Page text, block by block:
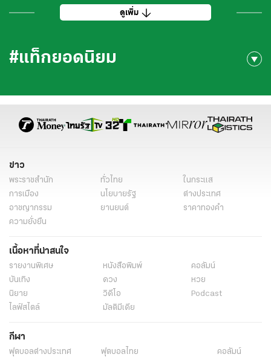
ดูเพิ่ม
#แท็กยอดนิยม
ข่าว
พระราชสำนัก ทั่วไทย
ในกระแส
การเมือง
นโยบายรัฐ
ต่างประเทศ
อาชญากรรม
ยานยนต์
ราคาทองคำ
ความยั่งยืน
เนื้อหาที่น่าสนใจ
รายงานพิเศษ หนังสือพิมพ์
คอลัมน์
บันเทิง
ดวง
หวย
นิยาย
วิดีโอ
Podcast
ไลฟ์สไตล์
มัลติมีเดีย
กีฬา
ฟุตบอลต่่างประเทศ ฟุตบอลไทย
คอลัมน์